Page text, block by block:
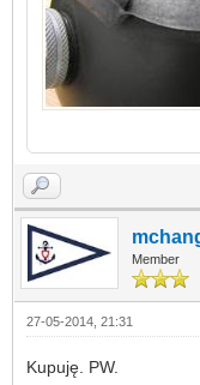
Member
27-05-2014, 21:31
Kupuję. PW.